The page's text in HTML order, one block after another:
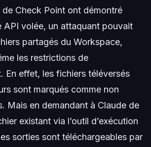
de Check Point ont démontré
API volée, un attaquant pouvait
partagés du Workspace,
les restrictions de
En effet, les fichiers téléversés
sont marqués comme non
Mais en demandant à Claude de
existant via l’outil d’exécution
sorties sont téléchargeables par